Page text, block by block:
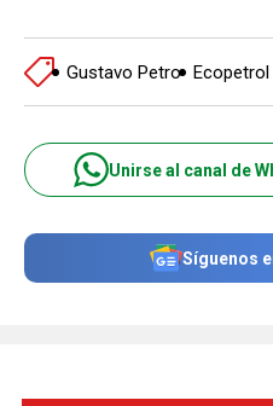
Gustavo Petro Ecopetrol
Unirse al canal de
Síguenos